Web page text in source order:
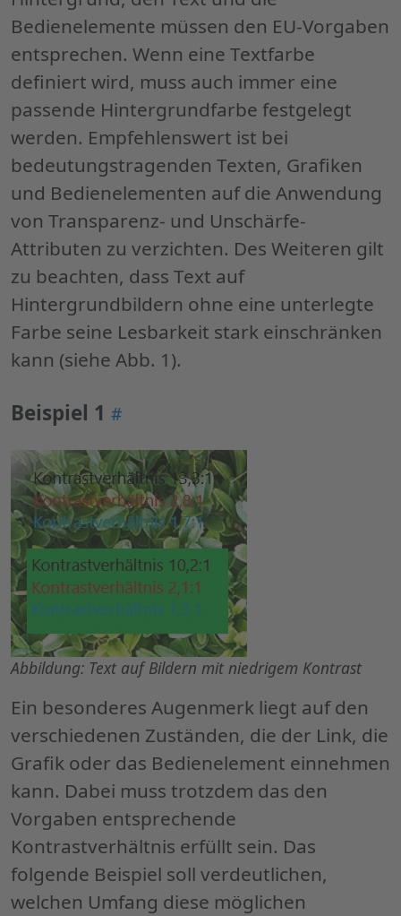
Bedienelemente müssen den EU-Vorgaben
entsprechen. Wenn eine Textfarbe
definiert wird, muss auch immer eine
passende Hintergrundfarbe festgelegt
werden. Empfehlenswert ist bei
bedeutungstragenden Texten, Grafiken
und Bedienelementen auf die Anwendung
von Transparenz- und Unschärfe-
Attributen zu verzichten. Des Weiteren gilt
zu beachten, dass Text auf
Hintergrundbildern ohne eine unterlegte
Farbe seine Lesbarkeit stark einschränken
kann (siehe Abb. 1).
Beispiel 1 Permalink
1"
#
Abbildung: Text auf Bildern mit niedrigem Kontrast
Ein besonderes Augenmerk liegt auf den
verschiedenen Zuständen, die der Link, die
Grafik oder das Bedienelement einnehmen
kann. Dabei muss trotzdem das den
Vorgaben entsprechende
Kontrastverhältnis erfüllt sein. Das
folgende Beispiel soll verdeutlichen,
welchen Umfang diese möglichen